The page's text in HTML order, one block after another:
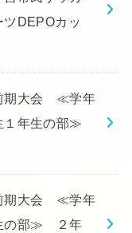
DEPOカッ
期大会 ≪学年
１年生の部≫
期大会 ≪学年
の部≫ ２年